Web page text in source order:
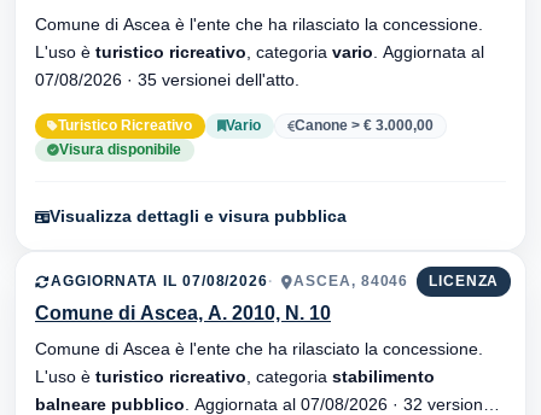
Comune di Ascea è l'ente che ha rilasciato la concessione.
L'uso è turistico ricreativo , categoria vario
07/08/2026 · 35 versionei dell'atto.
Turistico Ricreativo Vario
Canone > € 3.000,00
Visura disponibile
Visualizza dettagli e visura pubblica
LICENZA
AGGIORNATA IL 07/08/2026 ASCEA, 84046
Comune di Ascea, A. 2010, N. 10
Comune di Ascea è l'ente che ha rilasciato la concessione.
L'uso è turistico ricreativo , categoria stabilimento
balneare pubblico